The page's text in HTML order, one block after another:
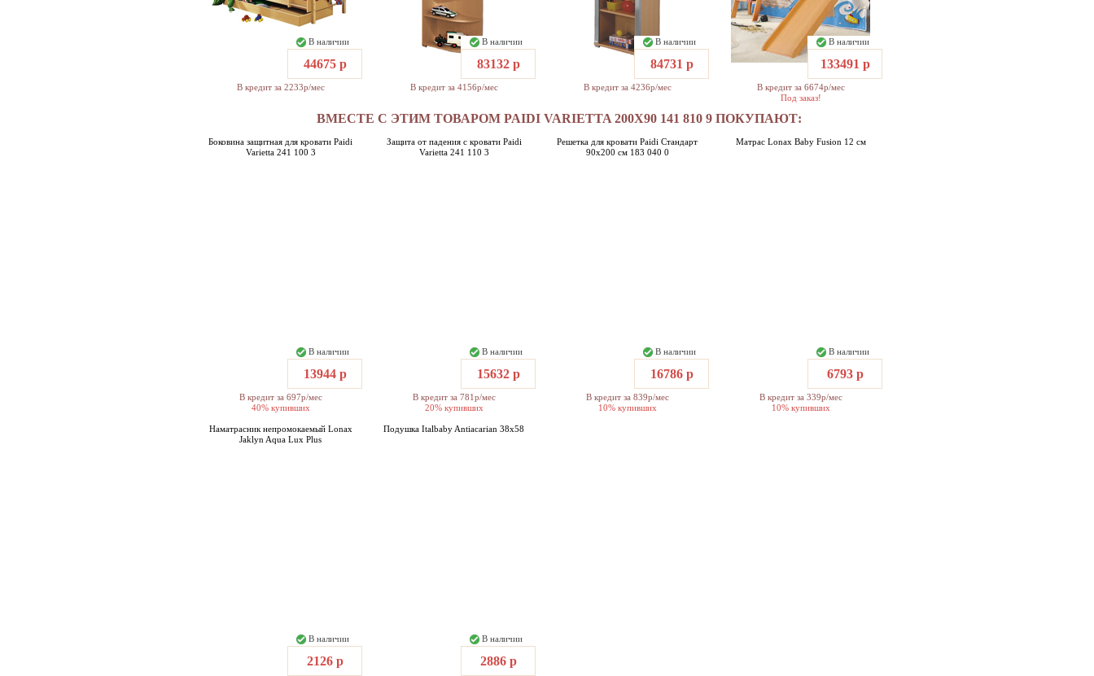
В наличии
44675 р
В кредит за 2233р/мес
В наличии
83132 р
В кредит за 4156р/мес
В наличии
84731 р
В кредит за 4236р/мес
В наличии
133491 р
В кредит за 6674р/мес
Под заказ!
ВМЕСТЕ С ЭТИМ ТОВАРОМ PAIDI VARIETTA 200X90 141 810 9 ПОКУПАЮТ:
Боковина защитная для кровати Paidi
Varietta 241 100 3
В наличии
13944 р
В кредит за 697р/мес
40% купивших
Защита от падения с кровати Paidi
Varietta 241 110 3
В наличии
15632 р
В кредит за 781р/мес
20% купивших
Решетка для кровати Paidi Стандарт
90x200 см 183 040 0
В наличии
16786 р
В кредит за 839р/мес
10% купивших
Матрас Lonax Baby Fusion 12 см
В наличии
6793 р
В кредит за 339р/мес
10% купивших
Наматрасник непромокаемый Lonax
Jaklyn Aqua Lux Plus
В наличии
2126 р
Подушка Italbaby Antiacarian 38x58
В наличии
2886 р